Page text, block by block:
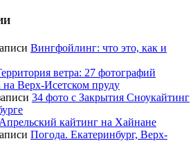
Вингфойлинг: что это, как и
ветра: 27 фотографий
на Верх-Исетском пруду
34 фото с Закрытия Сноукайтинг
Апрельский кайтинг на Хайнане
Погода. Екатеринбург, Верх-